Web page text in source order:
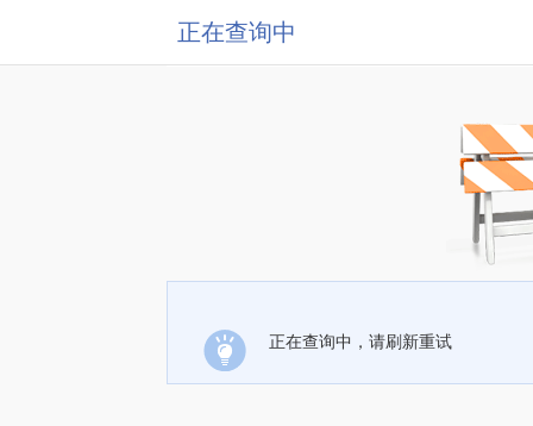
正在查询中
正在查询中，请刷新重试